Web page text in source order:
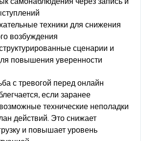
техники для снижения
возбуждения
сценарии и
повышения уверенности
с тревогой перед онлайн
если заранее
технические неполадки
действий. Это снижает
и повышает уровень